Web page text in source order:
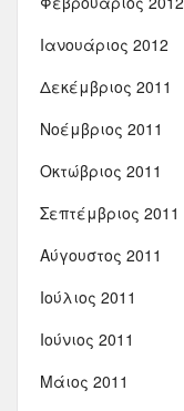
Ιανουάριος 2012
Δεκέμβριος 2011
Νοέμβριος 2011
Οκτώβριος 2011
Σεπτέμβριος 2011
Αύγουστος 2011
Ιούλιος 2011
Ιούνιος 2011
Μάιος 2011